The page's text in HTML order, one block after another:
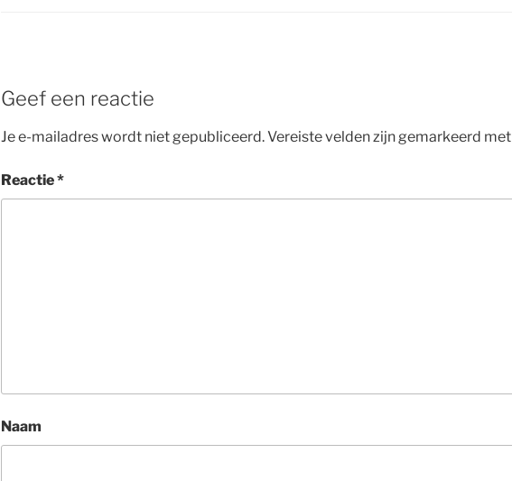
Geef een reactie
Je e-mailadres wordt niet gepubliceerd.Vereiste velden zijn gemarkeerd met
Reactie*
Naam